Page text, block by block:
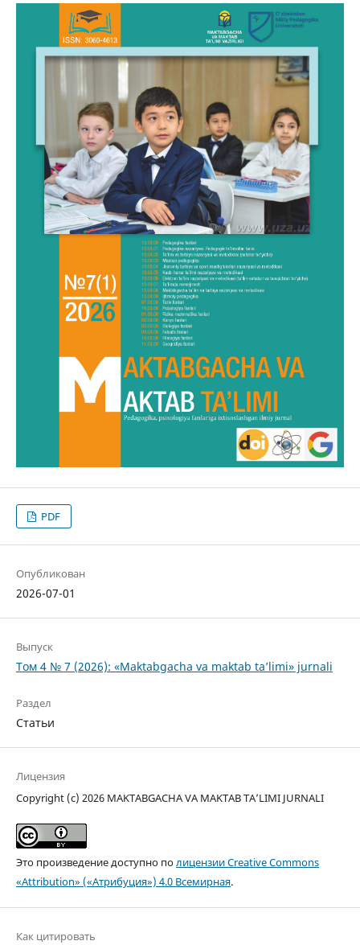
PDF
Опубликован
2026-07-01
Выпуск
Том 4 № 7 (2026): «Maktabgacha va maktab ta’limi» jurnali
Раздел
Статьи
Лицензия
Copyright (c) 2026 MAKTABGACHA VA MAKTAB TA’LIMI JURNALI
Это произведение доступно полицензии Creative Commons
«Attribution» («Атрибуция») 4.0 Всемирная.
Как цитировать